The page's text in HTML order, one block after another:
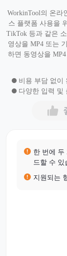
WorkinTool의 온라
스 플랫폼 사용을
TikTok 등과 같은
영상을 MP4 또는
하면 동영상을
비용 부담 없이
다양한 입력 및
한 번에 두
드할 수 있
지원되는